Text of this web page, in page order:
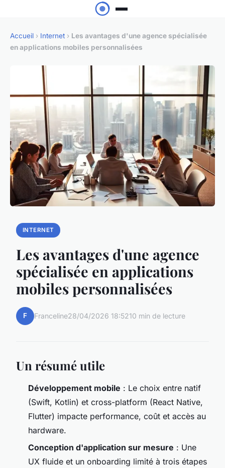
Accueil › Internet › Les avantages d'une agence spécialisée
en applications mobiles personnalisées
INTERNET
Les avantages d'une agence
spécialisée en applications
mobiles personnalisées
F Franceline28/04/2026 18:5210 min de lecture
Un résumé utile
Développement mobile : Le choix entre natif
(Swift, Kotlin) et cross-platform (React Native,
Flutter) impacte performance, coût et accès au
hardware.
Conception d'application sur mesure : Une
UX fluide et un onboarding limité à trois étapes